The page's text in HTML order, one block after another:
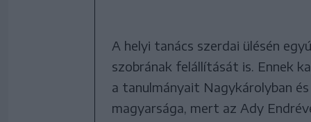
A helyi tanács szerdai ülésén
szobrának felállítását is. Ennek
a tanulmányait Nagykárolyban
magyarsága, mert az Ady